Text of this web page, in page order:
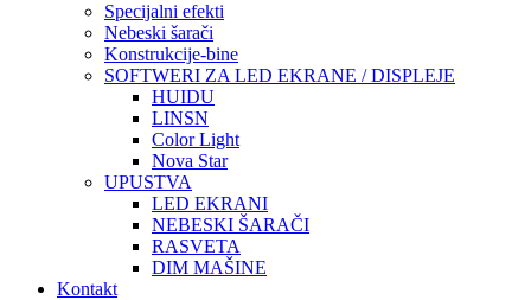
Specijalni efekti
Nebeski šarači
Konstrukcije-bine
SOFTWERI ZA LED EKRANE / DISPLEJE
HUIDU
LINSN
Color Light
Nova Star
UPUSTVA
LED EKRANI
NEBESKI ŠARAČI
RASVETA
DIM MAŠINE
Kontakt